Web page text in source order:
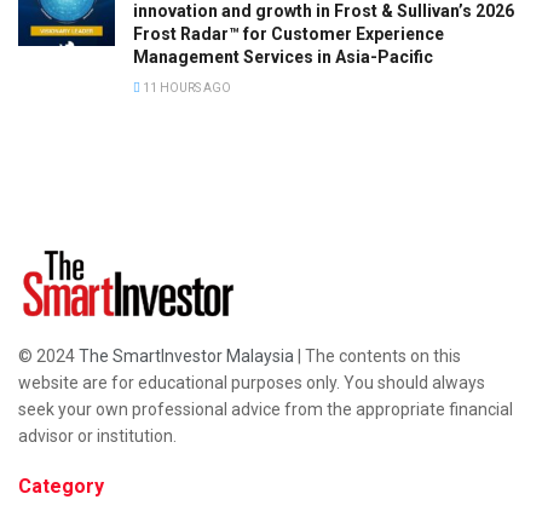
innovation and growth in Frost & Sullivan’s 2026
Frost Radar™ for Customer Experience
Management Services in Asia-Pacific
11 HOURS AGO
© 2024The SmartInvestor Malaysia | The contents on this
website are for educational purposes only. You should always
seek your own professional advice from the appropriate financial
advisor or institution.
Category